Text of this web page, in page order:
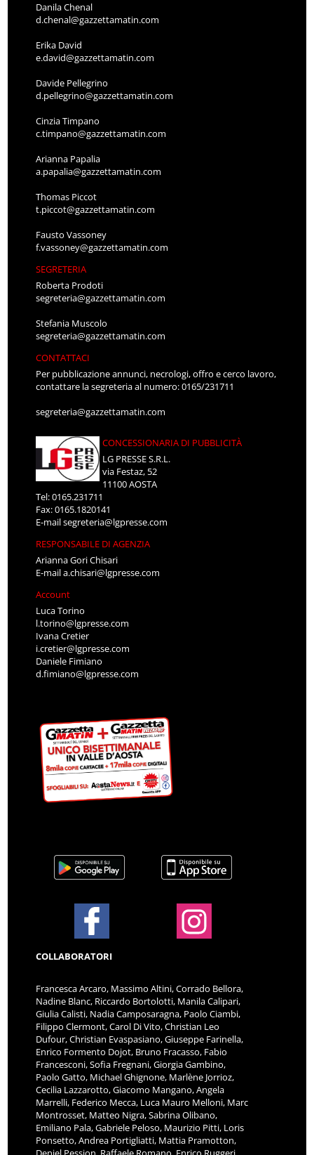
Danila Chenal
d.chenal@gazzettamatin.com
Erika David
e.david@gazzettamatin.com
Davide Pellegrino
d.pellegrino@gazzettamatin.com
Cinzia Timpano
c.timpano@gazzettamatin.com
Arianna Papalia
a.papalia@gazzettamatin.com
Thomas Piccot
t.piccot@gazzettamatin.com
Fausto Vassoney
f.vassoney@gazzettamatin.com
SEGRETERIA
Roberta Prodoti
segreteria@gazzettamatin.com
Stefania Muscolo
segreteria@gazzettamatin.com
CONTATTACI
Per pubblicazione annunci, necrologi, offro e cerco lavoro,
contattare la segreteria al numero: 0165/231711
segreteria@gazzettamatin.com
CONCESSIONARIA DI PUBBLICITÀ
LG PRESSE S.R.L.
via Festaz, 52
11100 AOSTA
Tel: 0165.231711
Fax: 0165.1820141
E-mailsegreteria@lgpresse.com
RESPONSABILE DI AGENZIA
Arianna Gori Chisari
E-maila.chisari@lgpresse.com
Account
Luca Torino
l.torino@lgpresse.com
Ivana Cretier
i.cretier@lgpresse.com
Daniele Fimiano
d.fimiano@lgpresse.com
COLLABORATORI
Francesca Arcaro, Massimo Altini, Corrado Bellora,
Nadine Blanc, Riccardo Bortolotti, Manila Calipari,
Giulia Calisti, Nadia Camposaragna, Paolo Ciambi,
Filippo Clermont, Carol Di Vito, Christian Leo
Dufour, Christian Evaspasiano, Giuseppe Farinella,
Enrico Formento Dojot, Bruno Fracasso, Fabio
Francesconi, Sofia Fregnani, Giorgia Gambino,
Paolo Gatto, Michael Ghignone, Marlène Jorrioz,
Cecilia Lazzarotto, Giacomo Mangano, Angela
Marrelli, Federico Mecca, Luca Mauro Melloni, Marc
Montrosset, Matteo Nigra, Sabrina Olibano,
Emiliano Pala, Gabriele Peloso, Maurizio Pitti, Loris
Ponsetto, Andrea Portigliatti, Mattia Pramotton,